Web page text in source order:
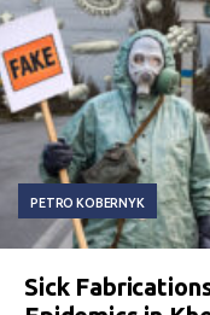
PETRO KOBERNYK
Sick